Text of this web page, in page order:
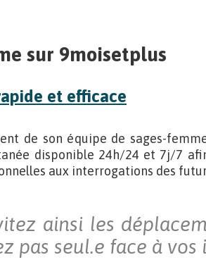
sur 9moisetplus
et efficace
de son équipe de sages-
disponible 24h/24 et 7j/7
aux interrogations des
ainsi les
pas seul.e face à